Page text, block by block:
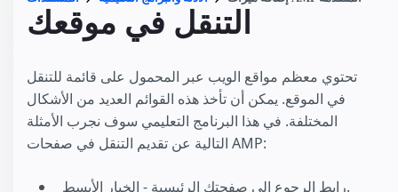
التنقل في موقعك
تحتوي معظم مواقع الويب عبر المحمول على قائمة للتنقل
في الموقع. يمكن أن تأخذ هذه القوائم العديد من الأشكال
المختلفة. في هذا البرنامج التعليمي سوف نجرب الأمثلة
التالية عن تقديم التنقل في صفحات AMP:
رابط الرجوع إلى صفحتك الرئيسية - الخيار الأبسط.